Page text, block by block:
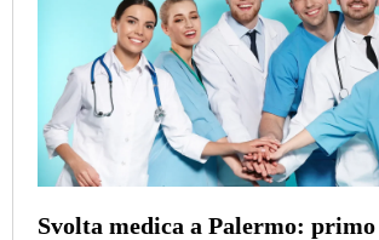
Svolta medica a Palermo: